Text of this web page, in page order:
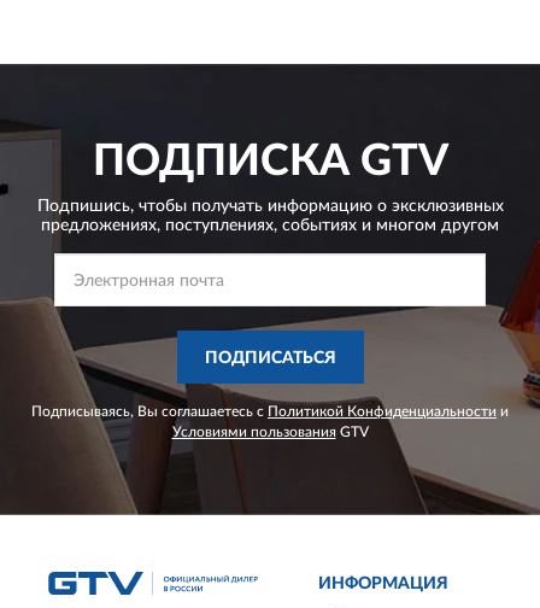
ПОДПИСКАGTV
Подпишись, чтобы получать информацию о эксклюзивных
предложениях, поступлениях, событиях и многом другом
ПОДПИСАТЬСЯ
Подписываясь, Вы соглашаетесь с Политикой Конфиденциальности и
Условиями пользованияGTV
ИНФОРМАЦИЯ